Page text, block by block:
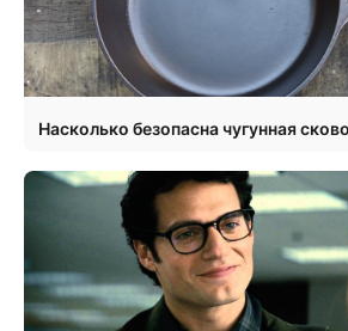
Насколько безопасна чугунная